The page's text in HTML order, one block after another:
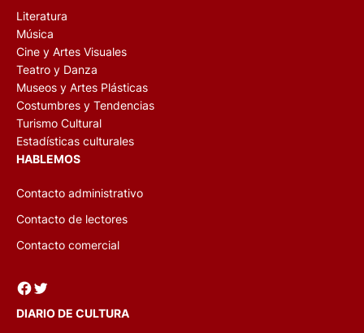
Literatura
Música
Cine y Artes Visuales
Teatro y Danza
Museos y Artes Plásticas
Costumbres y Tendencias
Turismo Cultural
Estadísticas culturales
HABLEMOS
Contacto administrativo
Contacto de lectores
Contacto comercial
Facebook Twitter
DIARIO DE CULTURA